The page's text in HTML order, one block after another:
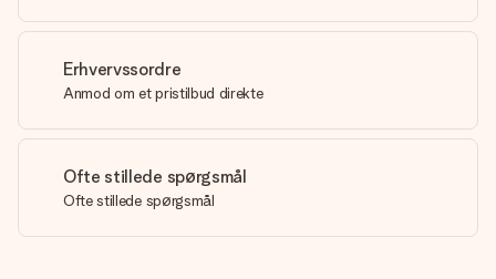
Erhvervssordre
Anmod om et pristilbud direkte
Ofte stillede spørgsmål
Ofte stillede spørgsmål